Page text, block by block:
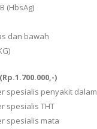
(HbsAg)
dan bawah
)
spesialis penyakit dalam
spesialis THT
spesialis mata